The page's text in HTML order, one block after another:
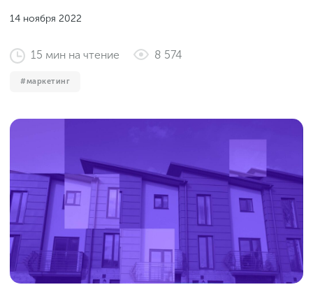
Словарь маркетолога
14 ноября 2022
15 мин на чтение 8 574
маркетинг